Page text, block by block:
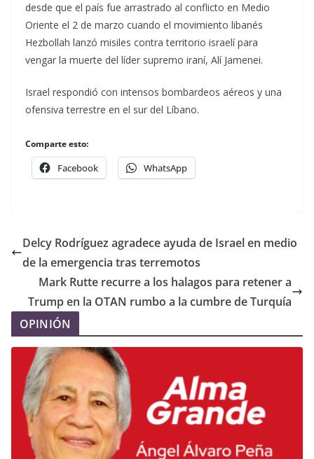
desde que el país fue arrastrado al conflicto en Medio
Oriente el 2 de marzo cuando el movimiento libanés
Hezbollah lanzó misiles contra territorio israelí para
vengar la muerte del líder supremo iraní, Alí Jamenei.
Israel respondió con intensos bombardeos aéreos y una
ofensiva terrestre en el sur del Líbano.
Comparte esto:
Facebook WhatsApp
Delcy Rodríguez agradece ayuda de Israel en medio
de la emergencia tras terremotos
Mark Rutte recurre a los halagos para retener a
Trump en la OTAN rumbo a la cumbre de Turquía
OPINIÓN